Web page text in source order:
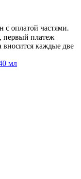
с оплатой частями.
первый платеж
вносится каждые две
мл